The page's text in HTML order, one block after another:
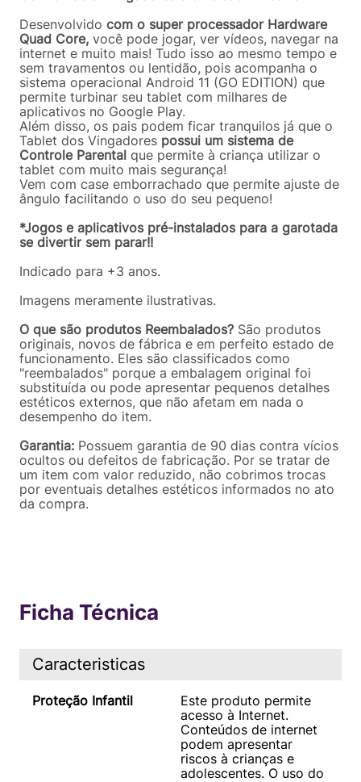
Desenvolvido com o super processador Hardware
Quad Core, você pode jogar, ver vídeos, navegar na
internet e muito mais! Tudo isso ao mesmo tempo e
sem travamentos ou lentidão, pois acompanha o
sistema operacional Android 11 (GO EDITION) que
permite turbinar seu tablet com milhares de
aplicativos no Google Play.
Além disso, os pais podem ficar tranquilos já que o
Tablet dos Vingadores possui um sistema de
Controle Parental que permite à criança utilizar o
tablet com muito mais segurança!
Vem com case emborrachado que permite ajuste de
ângulo facilitando o uso do seu pequeno!
*Jogos e aplicativos pré-instalados para a garotada
se divertir sem parar!!
Indicado para +3 anos.
Imagens meramente ilustrativas.
O que são produtos Reembalados? São produtos
originais, novos de fábrica e em perfeito estado de
funcionamento. Eles são classificados como
"reembalados" porque a embalagem original foi
substituída ou pode apresentar pequenos detalhes
estéticos externos, que não afetam em nada o
desempenho do item.
Garantia: Possuem garantia de 90 dias contra vícios
ocultos ou defeitos de fabricação. Por se tratar de
um item com valor reduzido, não cobrimos trocas
por eventuais detalhes estéticos informados no ato
da compra.
Ficha Técnica
Caracteristicas
Proteção Infantil
Este produto permite
acesso à Internet.
Conteúdos de internet
podem apresentar
riscos à crianças e
adolescentes. O uso do